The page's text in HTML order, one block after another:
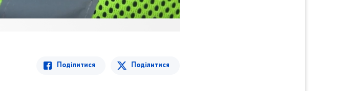
Поділитися Поділитися